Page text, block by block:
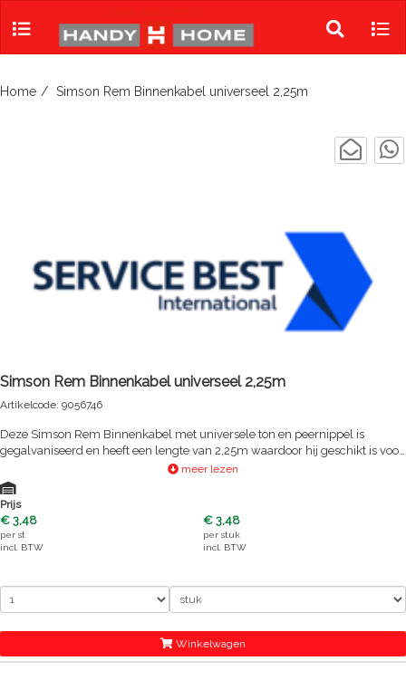
Toggle
search
Home Simson Rem Binnenkabel universeel 2,25m
Simson Rem Binnenkabel universeel 2,25m
Artikelcode: 9056746
Deze Simson Rem Binnenkabel met universele ton en peernippel is
gegalvaniseerd en heeft een lengte van 2,25m waardoor hij geschikt is voor
meer lezen
Prijs
€ 3,48
per st
incl. BTW
€ 3,48
per stuk
incl. BTW
Winkelwagen